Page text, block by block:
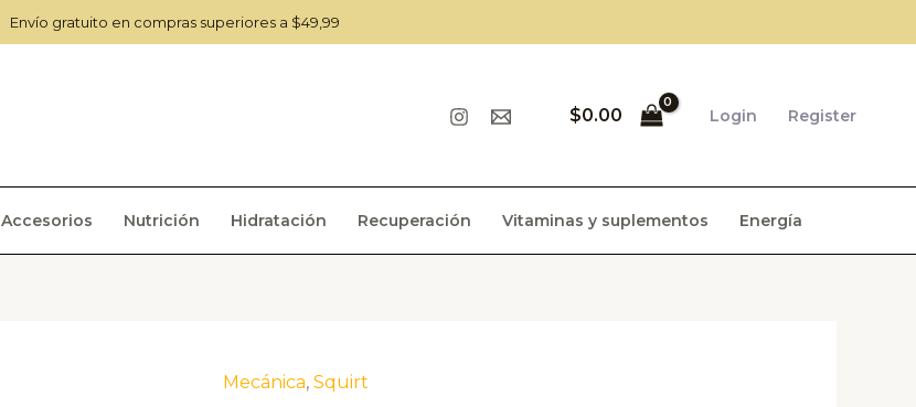
Envío gratuito en compras superiores a $49,99
$0.00 Login Register
Accesorios Nutrición Hidratación Recuperación Vitaminas y suplementos Energía
Mecánica,Squirt